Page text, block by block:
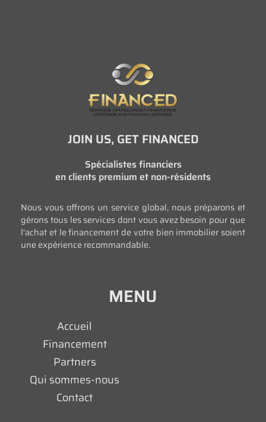
JOIN US, GET FINANCED
Spécialistes financiers
en clients premium et non-résidents
Nous vous offrons un service global, nous préparons et
gérons tous les services dont vous avez besoin pour que
l'achat et le financement de votre bien immobilier soient
une expérience recommandable.
MENU
Accueil
Financement
Partners
Qui sommes-nous
Contact